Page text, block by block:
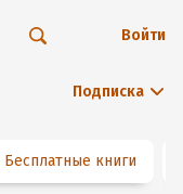
Подписка
Войти
Бесплатные книги